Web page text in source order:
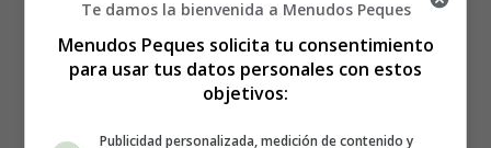
Día 25 ⇒ Maria Magdalena - Gregorio - Urbano
Día 26 ⇒ Felipe Neri - Eleuterio - Paulino - Prisco
Día 27 ⇒ Restituta - Agustín de Canterbury
Día 28 ⇒ Justo - Germán - Emilio - Eladio - Luciano
Te damos la bienvenida a Menudos Peques
Menudos Peques solicita tu consentimiento
para usar tus datos personales con estos
objetivos:
Publicidad personalizada, medición de contenido y